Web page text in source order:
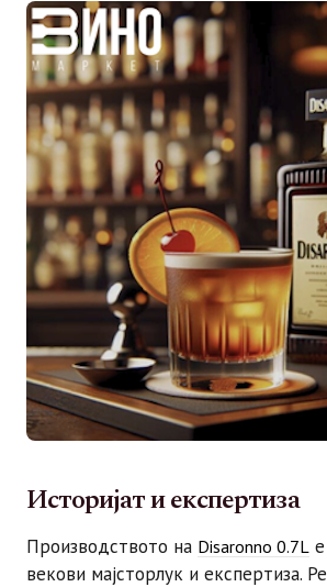
Историјат и експертиза
Производството на Disaronno 0.7L
векови мајсторлук и експертиза.